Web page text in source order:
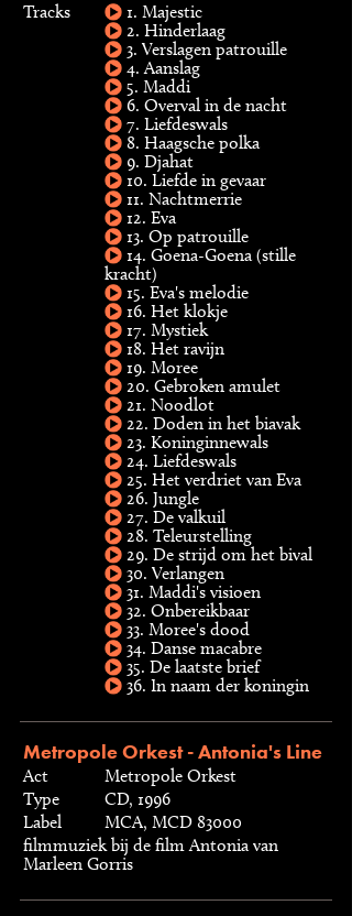
Tracks
1. Majestic
2. Hinderlaag
3. Verslagen patrouille
4. Aanslag
5. Maddi
6. Overval in de nacht
7. Liefdeswals
8. Haagsche polka
9. Djahat
10. Liefde in gevaar
11. Nachtmerrie
12. Eva
13. Op patrouille
14. Goena-Goena (stille
kracht)
15. Eva's melodie
16. Het klokje
17. Mystiek
18. Het ravijn
19. Moree
20. Gebroken amulet
21. Noodlot
22. Doden in het biavak
23. Koninginnewals
24. Liefdeswals
25. Het verdriet van Eva
26. Jungle
27. De valkuil
28. Teleurstelling
29. De strijd om het bival
30. Verlangen
31. Maddi's visioen
32. Onbereikbaar
33. Moree's dood
34. Danse macabre
35. De laatste brief
36. In naam der koningin
Metropole Orkest - Antonia's Line
Act
Metropole Orkest
Type
CD, 1996
Label
MCA, MCD 83000
filmmuziek bij de film Antonia van
Marleen Gorris